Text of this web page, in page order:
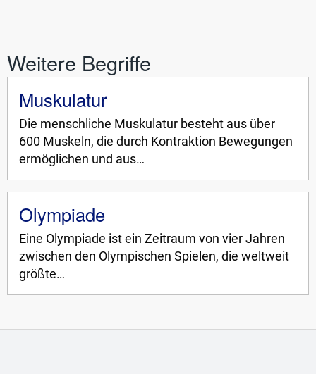
Weitere Begriffe
Muskulatur
Die menschliche Muskulatur besteht aus über
600 Muskeln, die durch Kontraktion Bewegungen
ermöglichen und aus…
Olympiade
Eine Olympiade ist ein Zeitraum von vier Jahren
zwischen den Olympischen Spielen, die weltweit
größte…